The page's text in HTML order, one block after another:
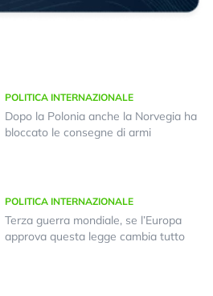
POLITICA INTERNAZIONALE
Dopo la Polonia anche la Norvegia ha
bloccato le consegne di armi
POLITICA INTERNAZIONALE
Terza guerra mondiale, se l’Europa
approva questa legge cambia tutto